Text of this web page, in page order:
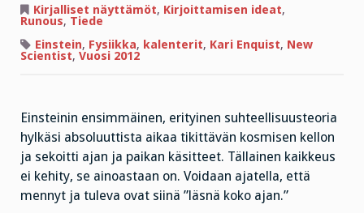
vuoden
fysiikka
vastaan
Kirjalliset näyttämöt, Kirjoittamisen ideat,
Runous, Tiede
Einstein, Fysiikka, kalenterit, Kari Enquist, New
Scientist, Vuosi 2012
Einsteinin ensimmäinen, erityinen suhteellisuusteoria
hylkäsi absoluuttista aikaa tikittävän kosmisen kellon
ja sekoitti ajan ja paikan käsitteet. Tällainen kaikkeus
ei kehity, se ainoastaan on. Voidaan ajatella, että
mennyt ja tuleva ovat siinä ”läsnä koko ajan.”